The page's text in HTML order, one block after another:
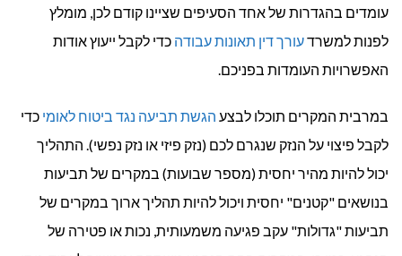
עומדים בהגדרות של אחד הסעיפים שציינו קודם לכן, מומלץ
לפנות למשרדעורך דין תאונות עבודה כדי לקבל ייעוץ אודות
האפשרויות העומדות בפניכם.
במרבית המקרים תוכלו לבצע הגשת תביעה נגד ביטוח לאומי כדי
לקבל פיצוי על הנזק שנגרם לכם (נזק פיזי או נזק נפשי). התהליך
יכול להיות מהיר יחסית (מספר שבועות) במקרים של תביעות
בנושאים "קטנים" יחסית ויכול להיות תהליך ארוך במקרים של
תביעות "גדולות" עקב פגיעה משמעותית, נכות או פטירה של